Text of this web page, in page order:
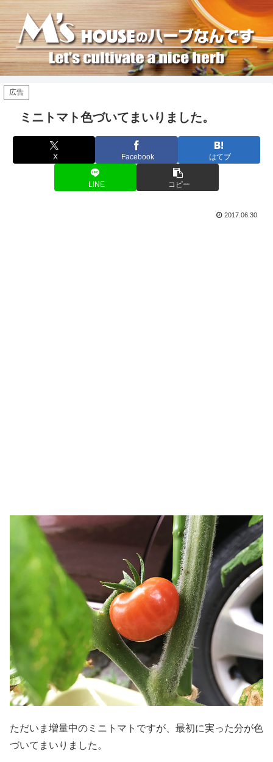
広告
ミニトマト色づいてまいりました。
X Facebook はてブ
LINE コピー
2017.06.30
ただいま増量中のミニトマトですが、最初に実った分が色
づいてまいりました。